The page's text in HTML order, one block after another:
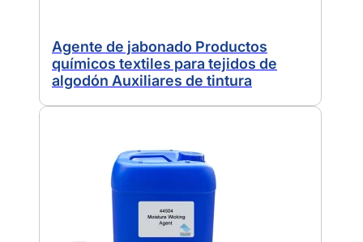
Agente de jabonado Productos
químicos textiles para tejidos de
algodón Auxiliares de tintura